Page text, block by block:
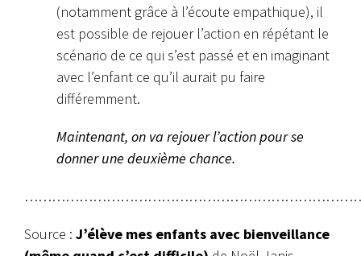
(notamment grâce à l’écoute empathique), il
est possible de rejouer l’action en répétant le
scénario de ce qui s’est passé et en imaginant
avec l’enfant ce qu’il aurait pu faire
différemment.
Maintenant, on va rejouer l’action pour se
donner une deuxième chance.
Source : J’élève mes enfants avec bienveillance